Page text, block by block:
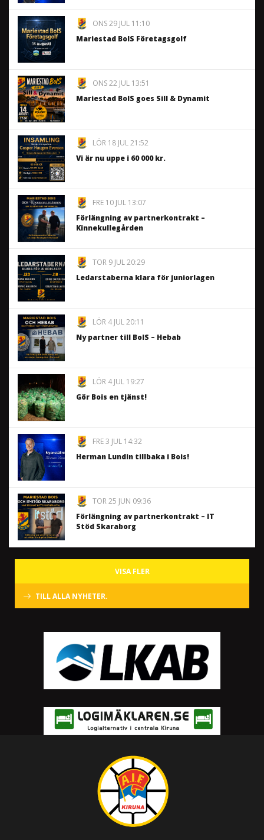
ONS 29 JUL 11:10
Mariestad BoIS Företagsgolf
ONS 22 JUL 13:51
Mariestad BoIS goes Sill & Dynamit
LÖR 18 JUL 21:52
Vi är nu uppe i 60 000 kr.
FRE 10 JUL 13:07
Förlängning av partnerkontrakt –
Kinnekullegården
TOR 9 JUL 20:29
Ledarstaberna klara för juniorlagen
LÖR 4 JUL 20:11
Ny partner till BoIS – Hebab
LÖR 4 JUL 19:27
Gör Bois en tjänst!
FRE 3 JUL 14:32
Herman Lundin tillbaka i Bois!
TOR 25 JUN 09:36
Förlängning av partnerkontrakt – IT
Stöd Skaraborg
VISA FLER
TILL ALLA NYHETER.